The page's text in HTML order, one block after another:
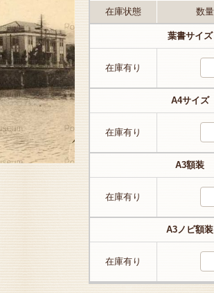
在庫状態 数量
葉書サイズ
在庫有り
A4サイズ
在庫有り
A3額装
在庫有り
A3ノビ額装
在庫有り